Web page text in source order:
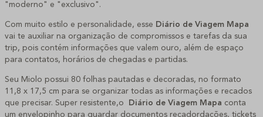
"moderno" e "exclusivo".
Com muito estilo e personalidade, esse Diário de Viagem Mapa
vai te auxiliar na organização de compromissos e tarefas da sua
trip, pois contém informações que valem ouro, além de espaço
para contatos, horários de chegadas e partidas.
Seu Miolo possui 80 folhas pautadas e decoradas, no formato
11,8 x 17,5 cm para se organizar todas as informações e recados
que precisar. Super resistente,o
Diário de Viagem Mapa conta
um envelopinho para guardar documentos recadordações, tickets